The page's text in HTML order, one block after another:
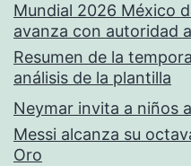
Mundial 2026 México
avanza con autoridad
Resumen de la
análisis de la plantilla
Neymar invita a niños
Messi alcanza su
Oro